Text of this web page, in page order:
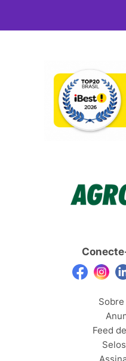
Feed